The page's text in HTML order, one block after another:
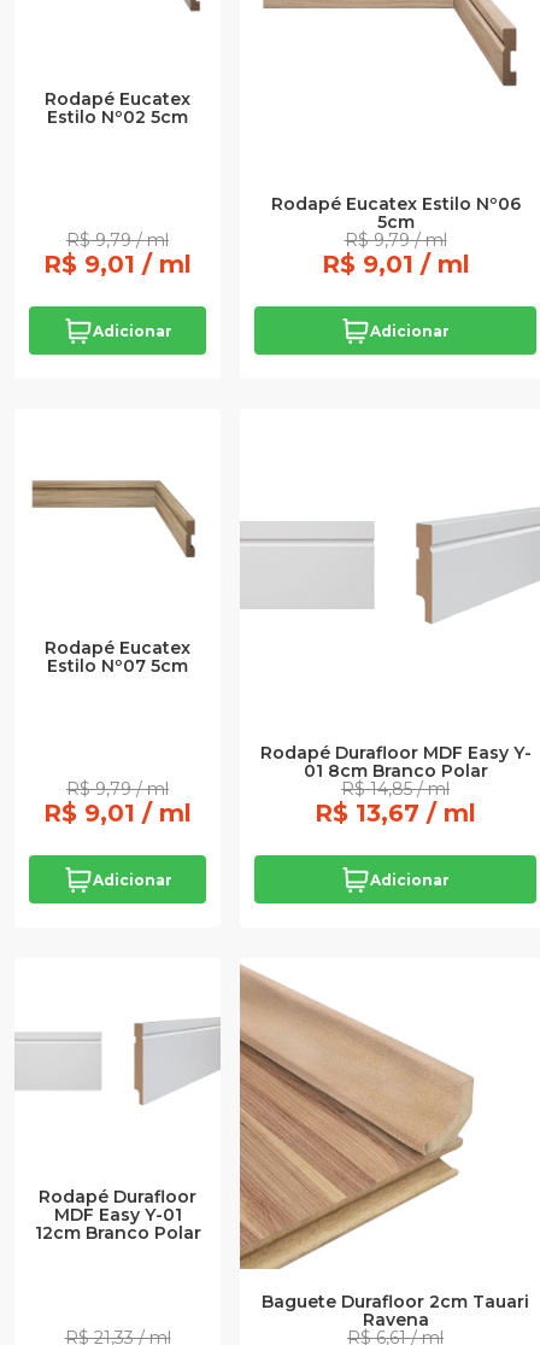
Rodapé Eucatex
Estilo Nº02 5cm
R$ 9,79 / ml
R$ 9,01 / ml
Adicionar
Rodapé Eucatex Estilo Nº06
5cm
R$ 9,79 / ml
R$ 9,01 / ml
Adicionar
Rodapé Eucatex
Estilo Nº07 5cm
R$ 9,79 / ml
R$ 9,01 / ml
Adicionar
Rodapé Durafloor MDF Easy Y-
01 8cm Branco Polar
R$ 14,85 / ml
R$ 13,67 / ml
Adicionar
Rodapé Durafloor
MDF Easy Y-01
12cm Branco Polar
R$ 21,33 / ml
Baguete Durafloor 2cm Tauari
Ravena
R$ 6,61 / ml